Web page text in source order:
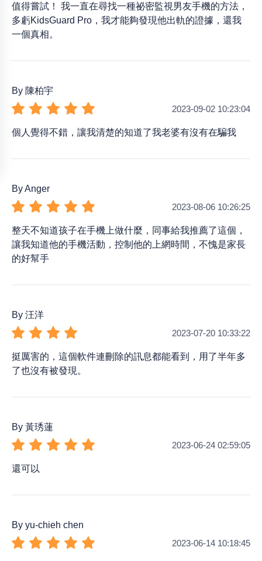
值得嘗試！ 我一直在尋找一種祕密監視男友手機的方法，
多虧KidsGuard Pro，我才能夠發現他出軌的證據，還我
一個真相。
2023-09-02 10:23:04
個人覺得不錯，讓我清楚的知道了我老婆有沒有在騙我
By 陳柏宇
2023-08-06 10:26:25
整天不知道孩子在手機上做什麼，同事給我推薦了這個，
讓我知道他的手機活動，控制他的上網時間，不愧是家長
的好幫手
By Anger
2023-07-20 10:33:22
挺厲害的，這個軟件連刪除的訊息都能看到，用了半年多
了也沒有被發現。
By 汪洋
2023-06-24 02:59:05
還可以
By 黃琇蓮
2023-06-14 10:18:45
By yu-chieh chen